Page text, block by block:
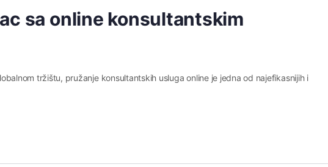
sa online konsultantskim
tržištu, pružanje konsultantskih usluga online je jedna od najefikasnijih i